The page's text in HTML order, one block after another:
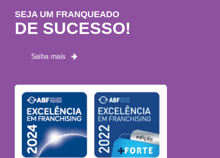
SEJA UM FRANQUEADO
DE SUCESSO!
Saiba mais